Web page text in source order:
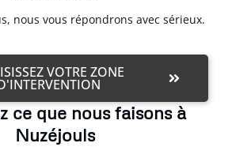
nous vous répondrons avec sérieux.
VOTRE ZONE
ce que nous faisons à
Nuzéjouls